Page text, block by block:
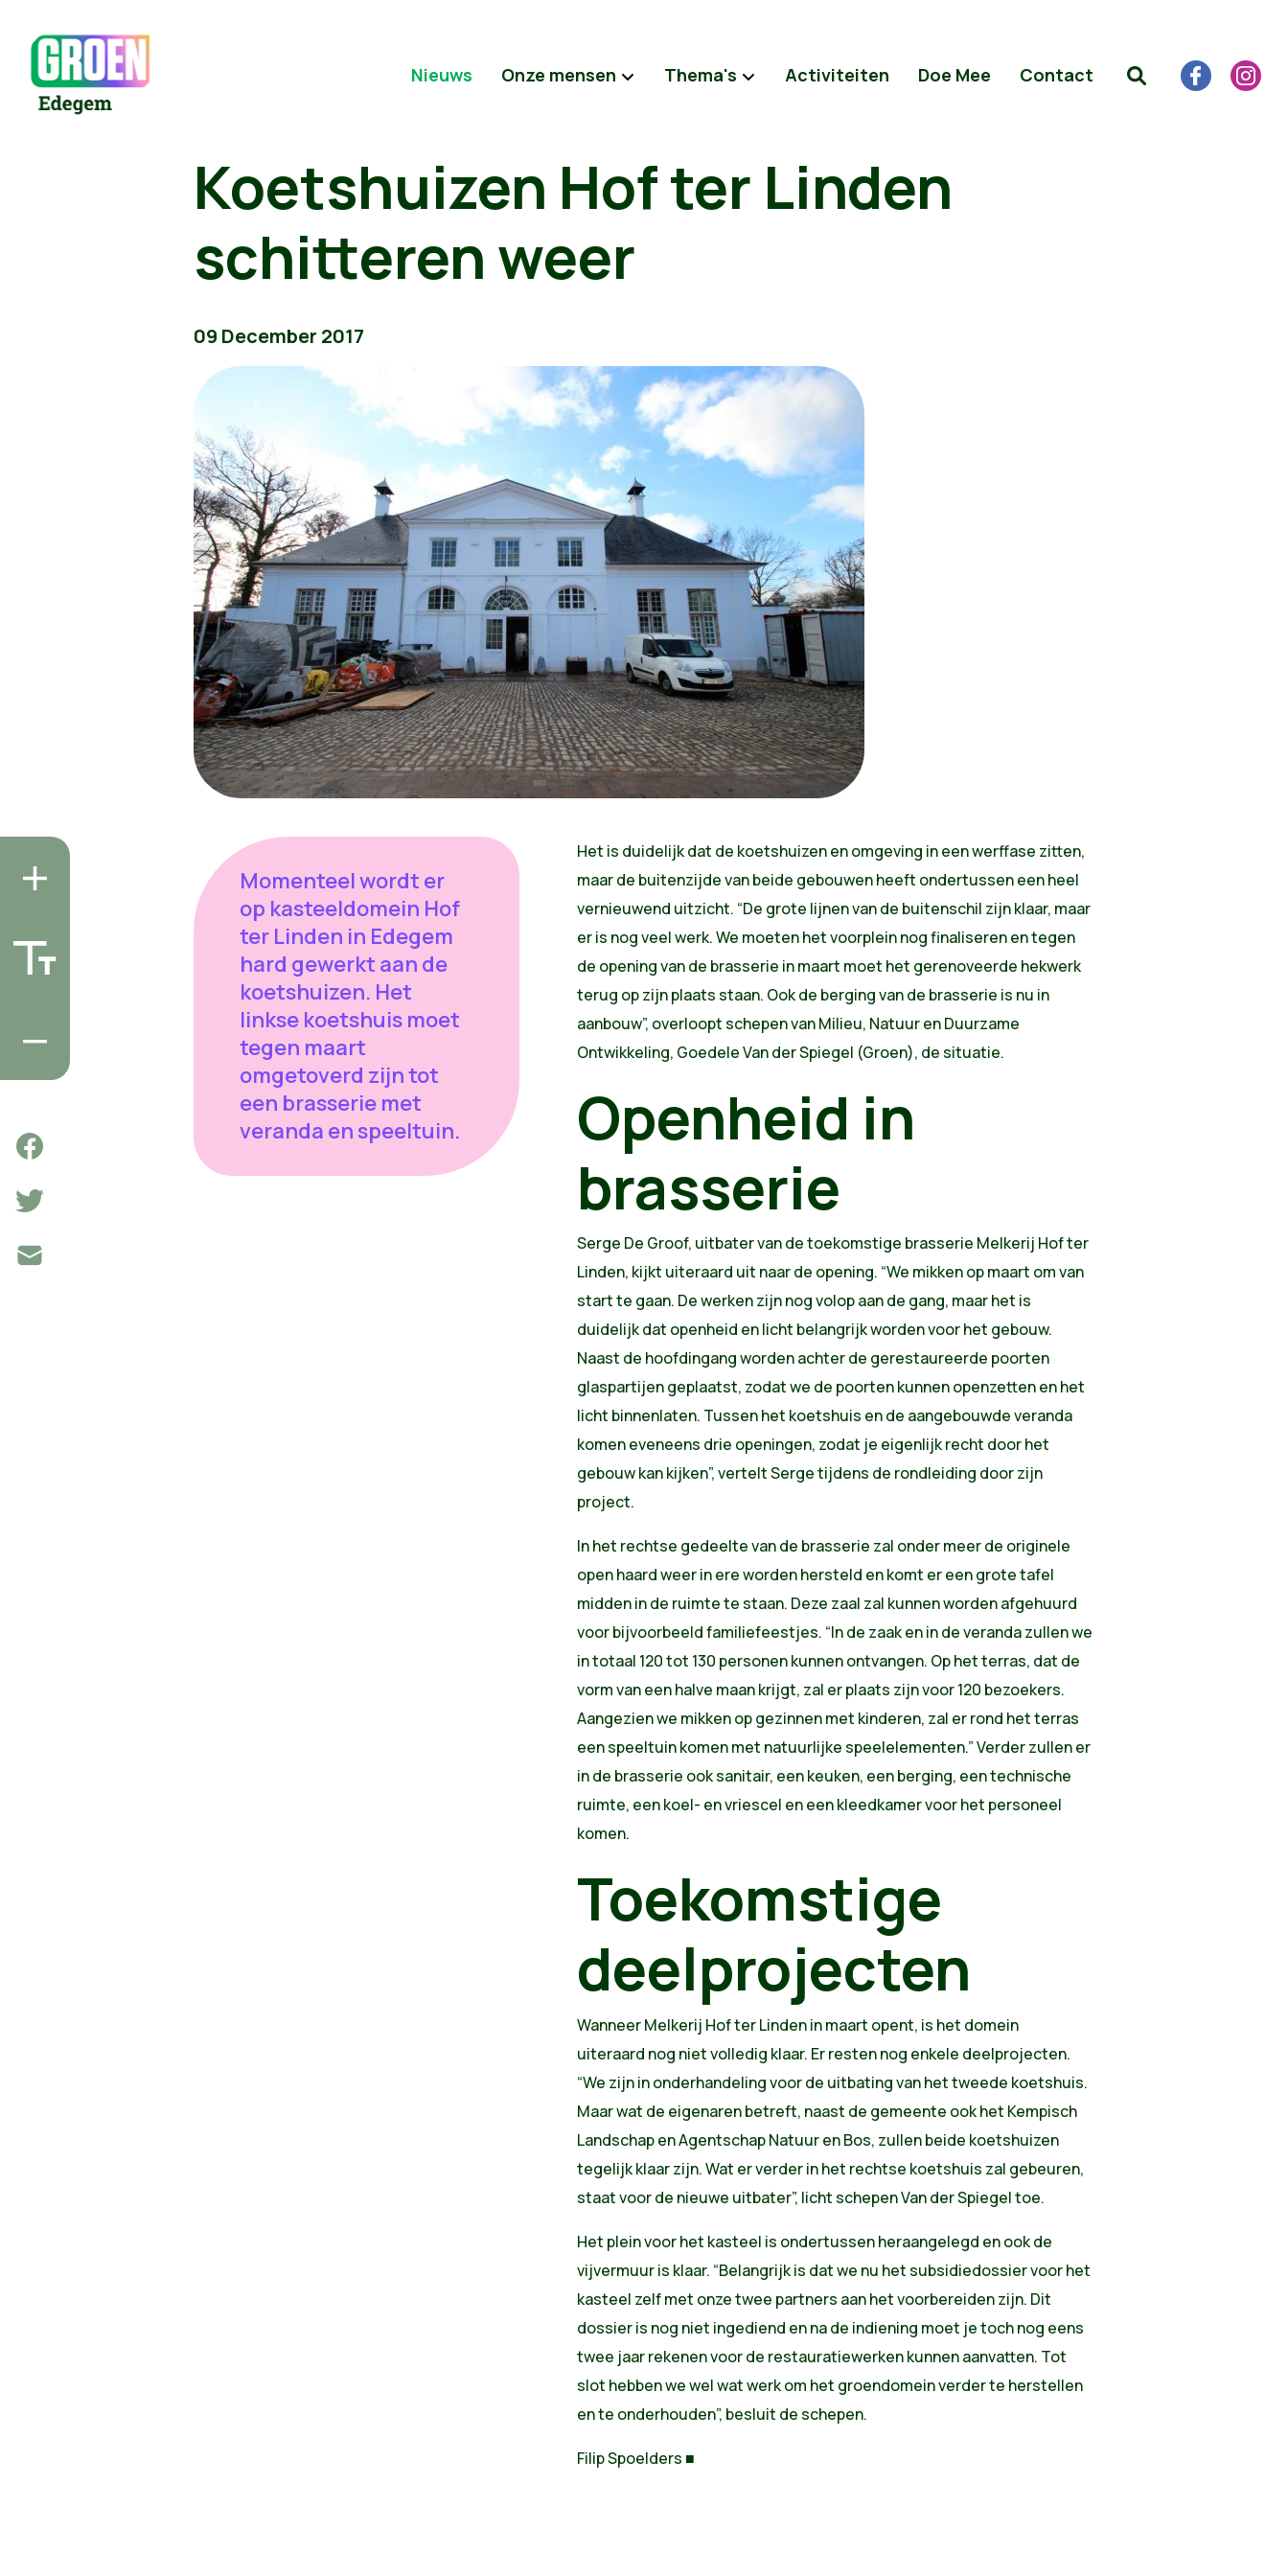
Nieuws Onze mensen Thema's Activiteiten Doe Mee Contact
Koetshuizen Hof ter Linden
schitteren weer
09 December 2017
Momenteel wordt er
op kasteeldomein Hof
ter Linden in Edegem
hard gewerkt aan de
koetshuizen. Het
linkse koetshuis moet
tegen maart
omgetoverd zijn tot
een brasserie met
veranda en speeltuin.
Het is duidelijk dat de koetshuizen en omgeving in een werffase zitten,
maar de buitenzijde van beide gebouwen heeft ondertussen een heel
vernieuwend uitzicht. “De grote lijnen van de buitenschil zijn klaar, maar
er is nog veel werk. We moeten het voorplein nog finaliseren en tegen
de opening van de brasserie in maart moet het gerenoveerde hekwerk
terug op zijn plaats staan. Ook de berging van de brasserie is nu in
aanbouw”, overloopt schepen van Milieu, Natuur en Duurzame
Ontwikkeling, Goedele Van der Spiegel (Groen), de situatie.
Openheid in
brasserie
Serge De Groof, uitbater van de toekomstige brasserie Melkerij Hof ter
Linden, kijkt uiteraard uit naar de opening. “We mikken op maart om van
start te gaan. De werken zijn nog volop aan de gang, maar het is
duidelijk dat openheid en licht belangrijk worden voor het gebouw.
Naast de hoofdingang worden achter de gerestaureerde poorten
glaspartijen geplaatst, zodat we de poorten kunnen openzetten en het
licht binnenlaten. Tussen het koetshuis en de aangebouwde veranda
komen eveneens drie openingen, zodat je eigenlijk recht door het
gebouw kan kijken”, vertelt Serge tijdens de rondleiding door zijn
project.
In het rechtse gedeelte van de brasserie zal onder meer de originele
open haard weer in ere worden hersteld en komt er een grote tafel
midden in de ruimte te staan. Deze zaal zal kunnen worden afgehuurd
voor bijvoorbeeld familiefeestjes. “In de zaak en in de veranda zullen we
in totaal 120 tot 130 personen kunnen ontvangen. Op het terras, dat de
vorm van een halve maan krijgt, zal er plaats zijn voor 120 bezoekers.
Aangezien we mikken op gezinnen met kinderen, zal er rond het terras
een speeltuin komen met natuurlijke speelelementen.” Verder zullen er
in de brasserie ook sanitair, een keuken, een berging, een technische
ruimte, een koel- en vriescel en een kleedkamer voor het personeel
komen.
Toekomstige
deelprojecten
Wanneer Melkerij Hof ter Linden in maart opent, is het domein
uiteraard nog niet volledig klaar. Er resten nog enkele deelprojecten.
“We zijn in onderhandeling voor de uitbating van het tweede koetshuis.
Maar wat de eigenaren betreft, naast de gemeente ook het Kempisch
Landschap en Agentschap Natuur en Bos, zullen beide koetshuizen
tegelijk klaar zijn. Wat er verder in het rechtse koetshuis zal gebeuren,
staat voor de nieuwe uitbater”, licht schepen Van der Spiegel toe.
Het plein voor het kasteel is ondertussen heraangelegd en ook de
vijvermuur is klaar. “Belangrijk is dat we nu het subsidiedossier voor het
kasteel zelf met onze twee partners aan het voorbereiden zijn. Dit
dossier is nog niet ingediend en na de indiening moet je toch nog eens
twee jaar rekenen voor de restauratiewerken kunnen aanvatten. Tot
slot hebben we wel wat werk om het groen­domein verder te herstellen
en te onderhouden”, besluit de schepen.
Filip Spoelders ■